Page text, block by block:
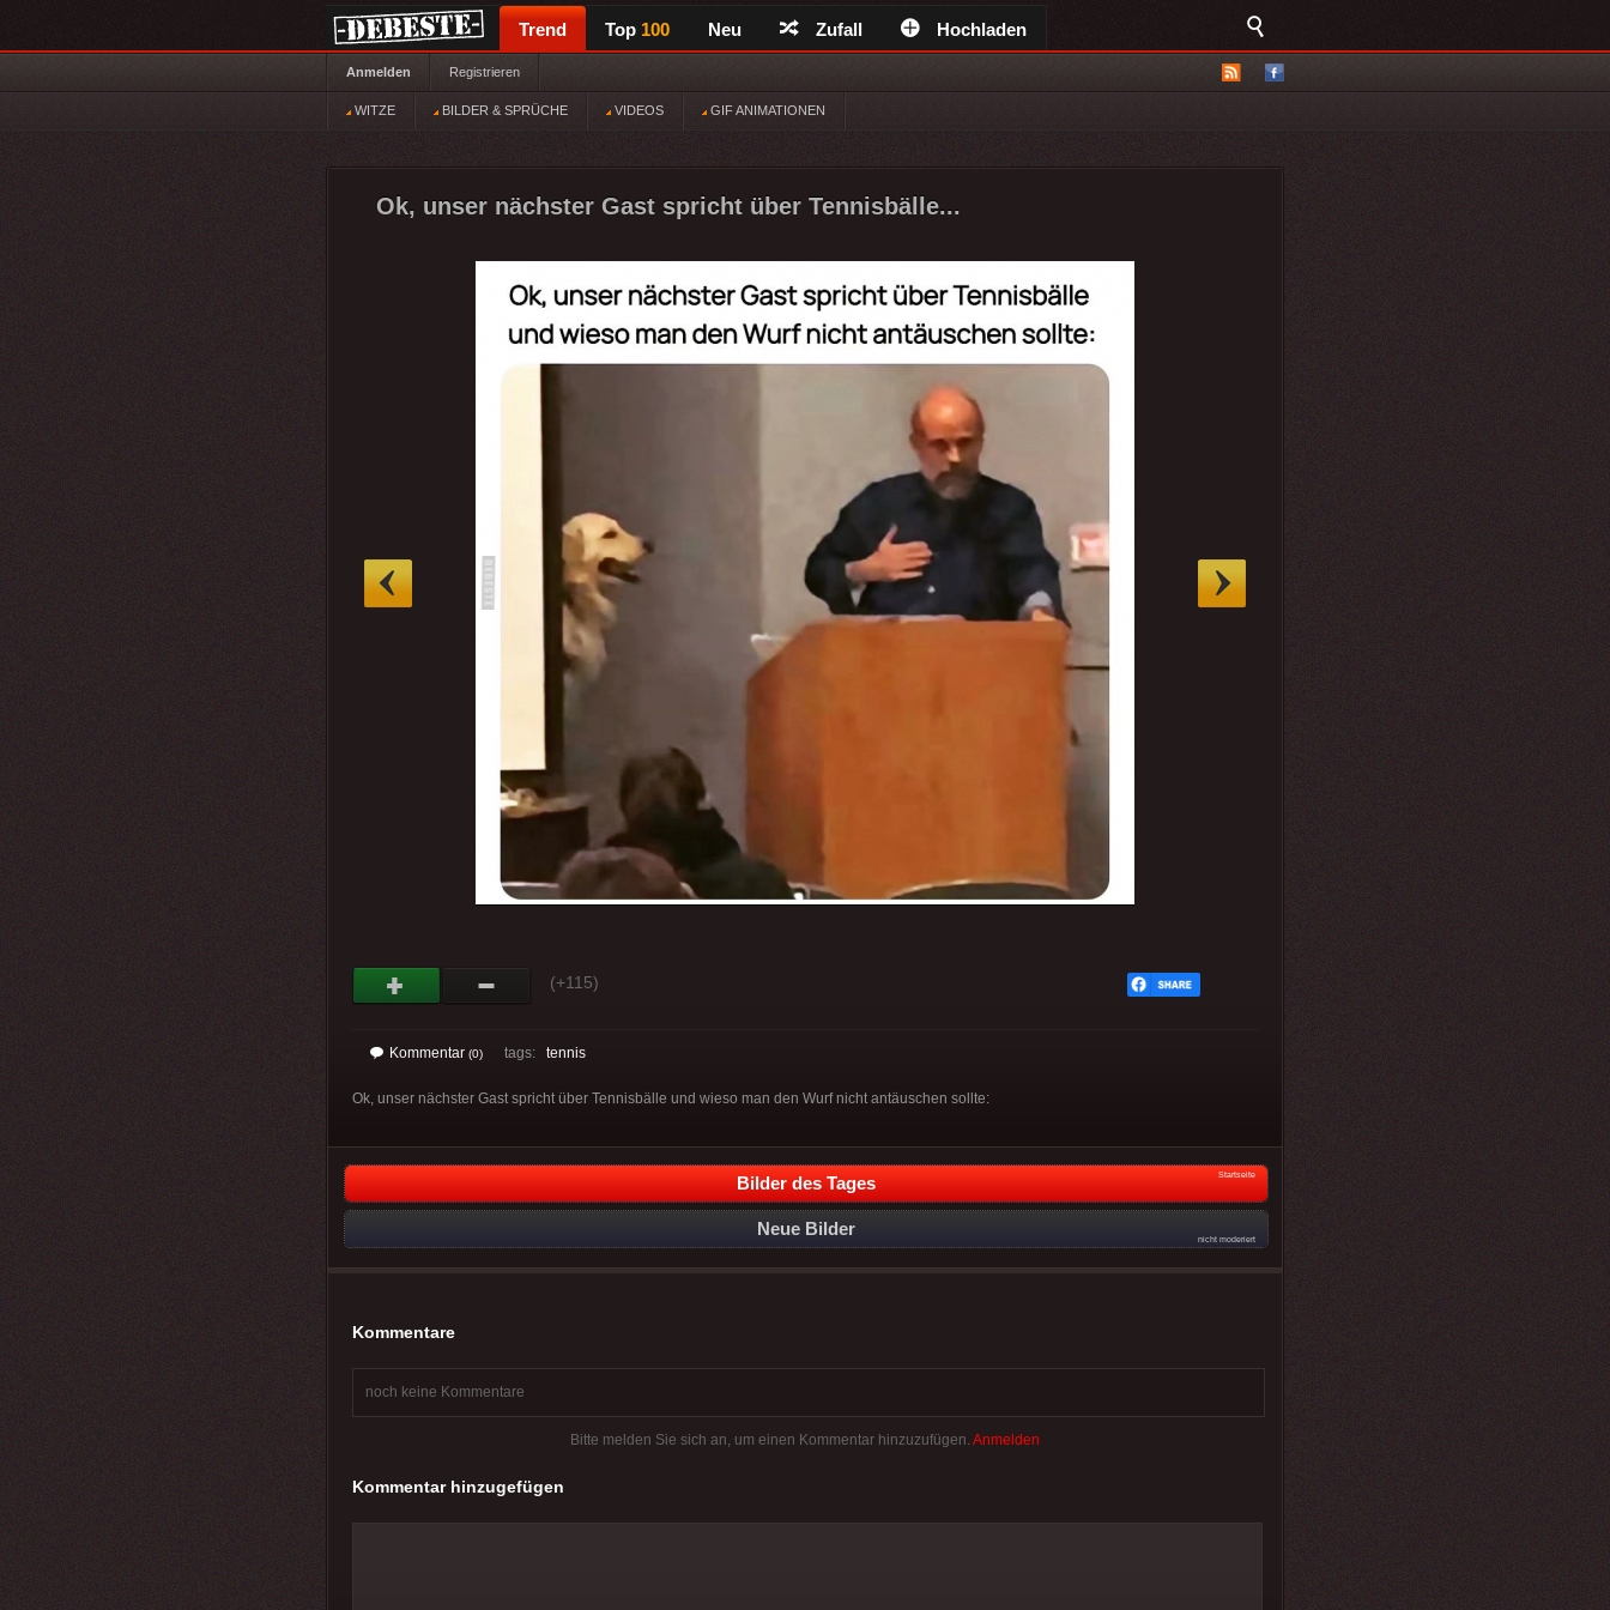
Trend Top 100 Neu Zufall Hochladen
Anmelden Registrieren
WITZE BILDER & SPRÜCHE VIDEOS GIF ANIMATIONEN
Ok, unser nächster Gast spricht über Tennisbälle...
(+115)
Kommentar (0) tags: tennis
Ok, unser nächster Gast spricht über Tennisbälle und wieso man den Wurf nicht antäuschen sollte:
Bilder des Tages Startseite
Neue Bilder
nicht moderiert
Kommentare
noch keine Kommentare
Bitte melden Sie sich an, um einen Kommentar hinzuzufügen. Anmelden
Kommentar hinzugefügen